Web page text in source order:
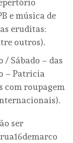
e música de
eruditas:
outros).
/ Sábado – das
– Patricia
com roupagem
ser